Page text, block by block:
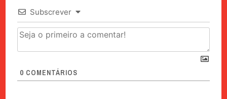
Subscrever
0 COMENTÁRIOS